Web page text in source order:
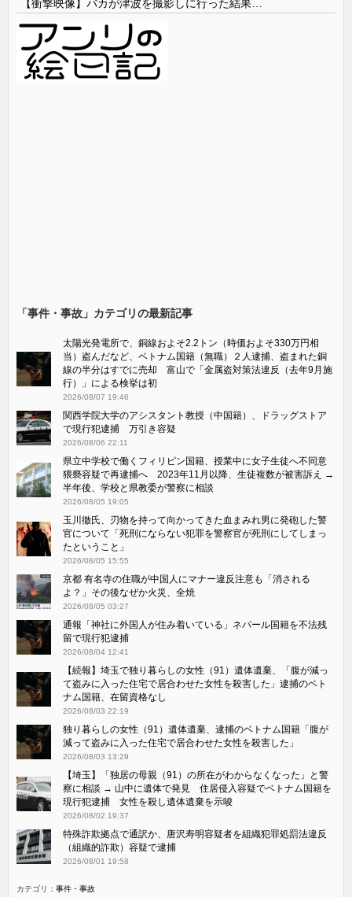
【衝撃映像】バカが津波を撮影しに行った結果…
「事件・事故」カテゴリの最新記事
太陽光発電所で、銅線およそ2.2トン（時価およそ330万円相
当）盗んだなど、ベトナム国籍（無職）２人逮捕、盗まれた銅
線の半分はすでに売却 富山で「金属盗対策法違反（去年9月施
行）」による検挙は初
2026/08/07 19:46
関西学院大学のアシスタント教授（中国籍）、ドラッグストア
で現行犯逮捕 万引き容疑
2026/08/06 22:11
県立中学校で働くフィリピン国籍、授業中に女子生徒へ不同意
猥褻容疑で再逮捕へ 2023年11月以降、生徒複数が被害訴え →
半年後、学校と県教委が警察に相談
2026/08/05 19:05
玉川徹氏、刃物を持って向かってきた血まみれ男に発砲した警
官について「死刑にならない犯罪を警察官が死刑にしてしまっ
たということ」
2026/08/05 15:55
京都 有名寺の住職が中国人にマナー違反注意も「消される
よ？」その後なぜか火災、全焼
2026/08/05 03:27
通報「神社に外国人が住み着いている」ネパール国籍を不法残
留で現行犯逮捕
2026/08/04 12:41
【続報】埼玉で独り暮らしの女性（91）遺体遺棄、「腹が減っ
て盗みに入った住宅で居合わせた女性を殺害した」逮捕のベト
ナム国籍、在留資格なし
2026/08/03 22:19
独り暮らしの女性（91）遺体遺棄、逮捕のベトナム国籍「腹が
減って盗みに入った住宅で居合わせた女性を殺害した」
2026/08/03 13:29
【埼玉】「独居の母親（91）の所在がわからなくなった」と警
察に相談 → 山中に遺体で発見 住居侵入容疑でベトナム国籍を
現行犯逮捕 女性を殺し遺体遺棄を示唆
2026/08/02 19:37
特殊詐欺拠点で通訳か、唐沢寿明容疑者を組織犯罪処罰法違反
（組織的詐欺）容疑で逮捕
2026/08/01 19:58
カテゴリ：事件・事故